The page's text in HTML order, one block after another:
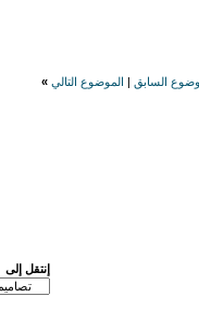
السابق الموضوع التالي »
إنتقل إلى